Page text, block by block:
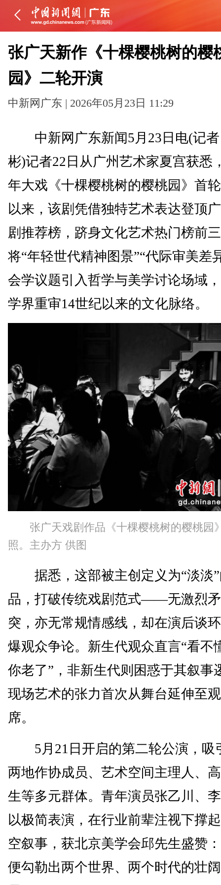
张广天新作《十棵樱桃树的樱
园》二轮开演
中新网广东 | 2026年05月23日 11:29
中新网广东新闻5月23日电(记者
彬)记者22日从广州艺术家夏宫获悉
年大戏《十棵樱桃树的樱桃园》首
以来，该剧凭借独特艺术表达登顶
剧推荐榜，跻身文化艺术热门榜前
将“年轻世代精神图景”“代际审美差
会学议题引入哲学与美学讨论场域
学界重审14世纪以来的文化脉络。
张广天戏剧作品《十棵樱桃树的樱桃园
照。主办方 供图
据悉，这部被主创定义为“淡淡”
品，打破传统戏剧范式——无激烈
突，亦无常规情感线，却在演后谈
爆观众争论。新生代观众直言“看不
你老了”，非新生代则困惑于其叙事
现场艺术的张力首次从舞台延伸至
席。
5月21日开启的第二轮公演，吸
两地作协成员、艺术空间主理人、
生等多元群体。青年演员张乙川、
以极简表演，在行业前辈注视下撑
空叙事，获北京美学会邱先生盛赞
便勾勒出两个世界、两个时代的壮